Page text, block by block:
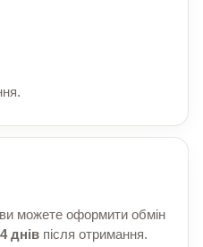
можете оформити обмін
днів після отримання.